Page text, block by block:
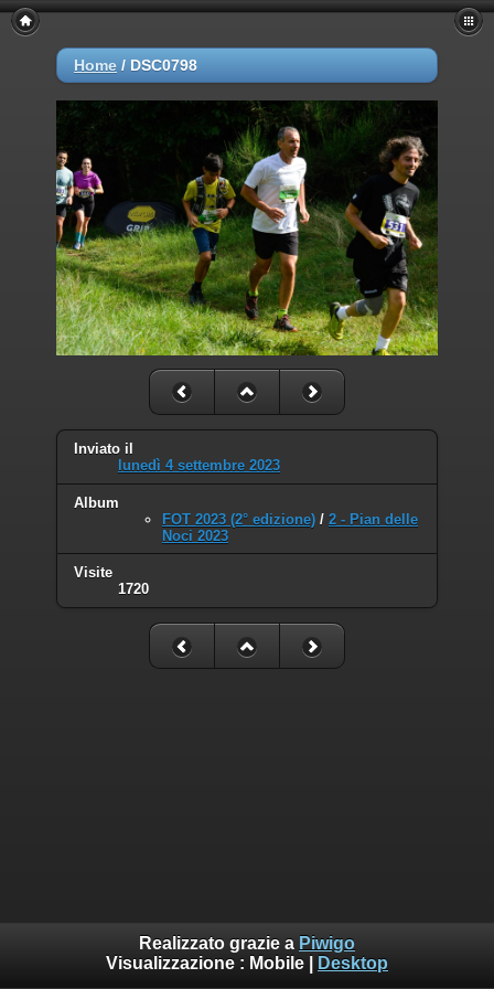
Home / DSC0798
Inviato il
lunedì 4 settembre 2023
Album
FOT 2023 (2° edizione) / 2 - Pian delle
Noci 2023
Visite
1720
Realizzato grazie a Piwigo
Visualizzazione : Mobile Desktop